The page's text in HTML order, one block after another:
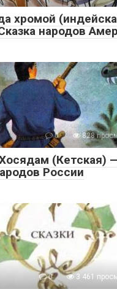
хромой
народов
0 828
(Кетская)
России
0 3 461